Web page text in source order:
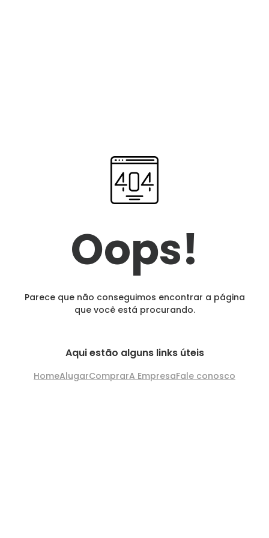
Oops!
Parece que não conseguimos encontrar a página
que você está procurando.
Aqui estão alguns links úteis
HomeAlugarComprarA EmpresaFale conosco